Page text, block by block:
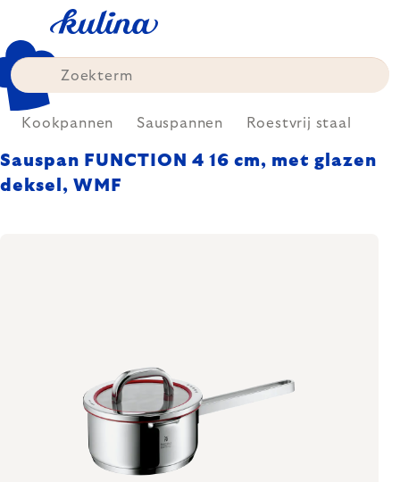
content
Kookpannen Sauspannen Roestvrij staal
Sauspan FUNCTION 4 16 cm, met glazen
deksel, WMF